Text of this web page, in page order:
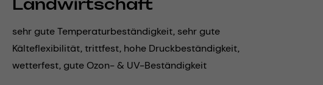
Landwirtschaft
sehr gute Temperaturbeständigkeit, sehr gute
Kälteflexibilität, trittfest, hohe Druckbeständigkeit,
wetterfest, gute Ozon- & UV-Beständigkeit